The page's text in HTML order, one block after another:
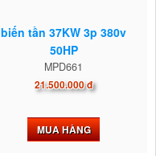
biến tần 37KW 3p 380v
50HP
MPD661
21.500.000 đ
MUA HÀNG